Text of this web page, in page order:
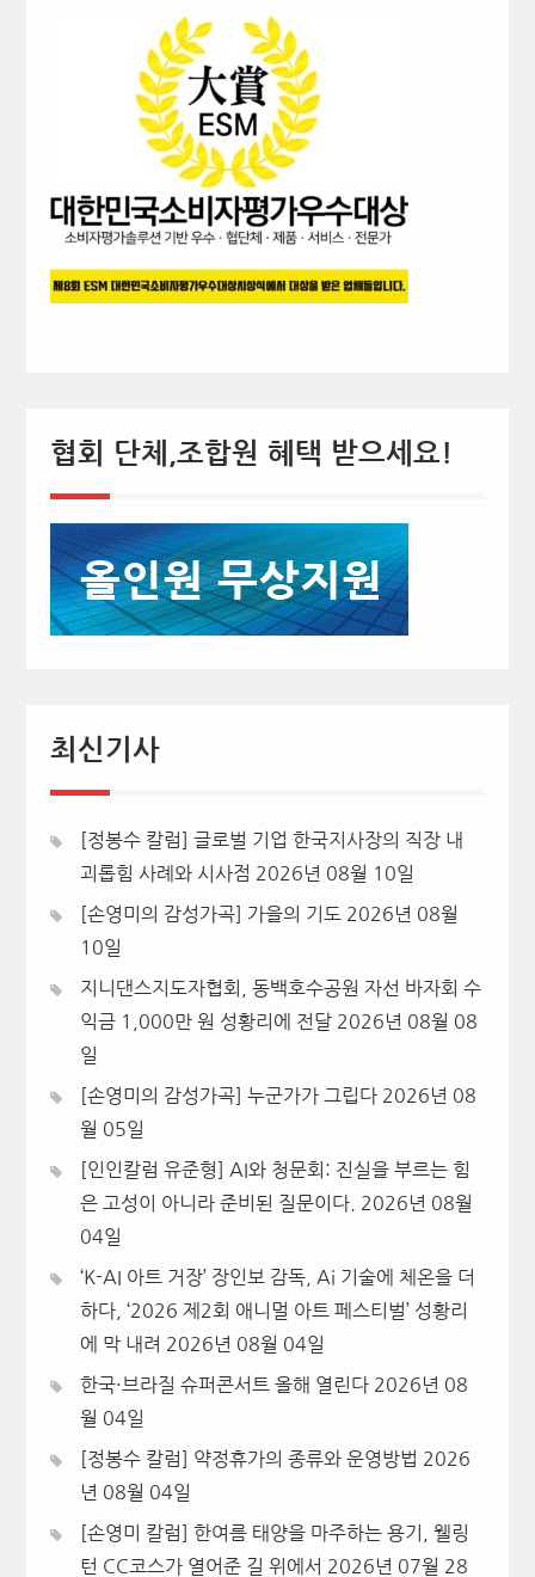
협회 단체,조합원 혜택 받으세요!
최신기사
[정봉수 칼럼] 글로벌 기업 한국지사장의 직장 내
괴롭힘 사례와 시사점 2026년 08월 10일
[손영미의 감성가곡] 가을의 기도 2026년 08월
10일
지니댄스지도자협회, 동백호수공원 자선 바자회 수
익금 1,000만 원 성황리에 전달 2026년 08월 08
일
[손영미의 감성가곡] 누군가가 그립다 2026년 08
월 05일
[인인칼럼 유준형] AI와 청문회: 진실을 부르는 힘
은 고성이 아니라 준비된 질문이다.
2026년 08월
04일
‘K-AI 아트 거장’ 장인보 감독, Ai 기술에 체온을 더
하다, ‘2026 제2회 애니멀 아트 페스티벌’ 성황리
에 막 내려 2026년 08월 04일
한국·브라질 슈퍼콘서트 올해 열린다 2026년 08
월 04일
[정봉수 칼럼] 약정휴가의 종류와 운영방법 2026
년 08월 04일
[손영미 칼럼] 한여름 태양을 마주하는 용기, 웰링
턴 CC코스가 열어준 길 위에서 2026년 07월 28